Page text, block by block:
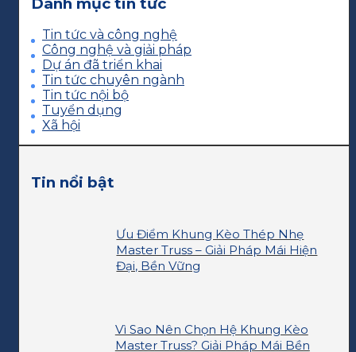
Tin tức và công nghệ
Công nghệ và giải pháp
Dự án đã triển khai
Tin tức chuyên ngành
Tin tức nội bộ
Tuyển dụng
Xã hội
Tin nổi bật
Ưu Điểm Khung Kèo Thép Nhẹ
Master Truss – Giải Pháp Mái Hiện
Đại, Bền Vững
Vì Sao Nên Chọn Hệ Khung Kèo
Master Truss? Giải Pháp Mái Bền